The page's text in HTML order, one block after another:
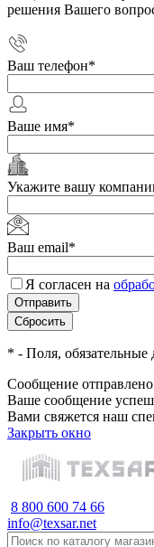
решения Вашего
Ваш телефон*
Ваше имя*
Укажите вашу
Ваш email*
Я согласен на
* - Поля, обязательные
Сообщение отправлено
Ваше сообщение
Вами свяжется наш
Закрыть окно
8 800 600 74 66
info@texsar.net